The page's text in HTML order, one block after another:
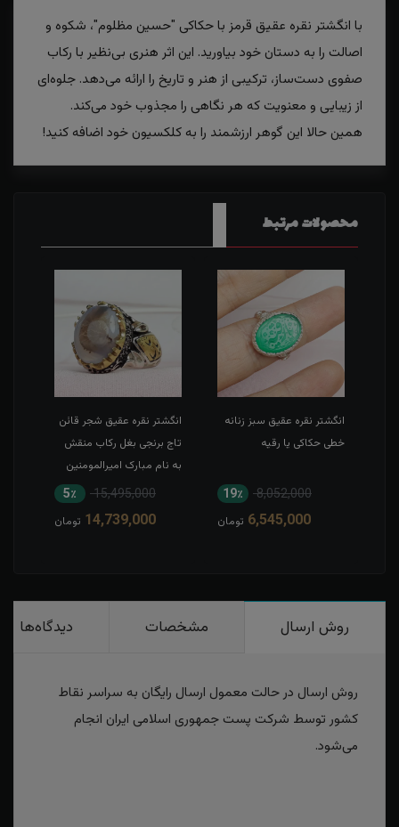
با انگشتر نقره عقیق قرمز با حکاکی "حسین مظلوم"، شکوه و
اصالت را به دستان خود بیاورید. این اثر هنری بی‌نظیر با رکاب
صفوی دست‌ساز، ترکیبی از هنر و تاریخ را ارائه می‌دهد. جلوه‌ای
از زیبایی و معنویت که هر نگاهی را مجذوب خود می‌کند.
همین حالا این گوهر ارزشمند را به کلکسیون خود اضافه کنید!
محصولات مرتبط
انگشتر نقره عقیق سبز زنانه
خطی حکاکی یا رقیه
8,052,000 19٪
6,545,000 تومان
انگشتر نقره عقیق شجر قائن
تاج برنجی بغل رکاب منقش
به نام مبارک امیرالمومنین
15,495,000 5٪
14,739,000 تومان
روش ارسال مشخصات دیدگاه‌ها
روش ارسال در حالت معمول ارسال رایگان به سراسر نقاط
کشور توسط شرکت پست جمهوری اسلامی ایران انجام
می‌شود.